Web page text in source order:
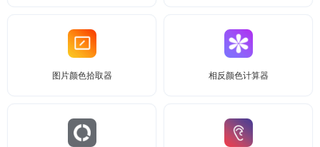
图片颜色拾取器 相反颜色计算器